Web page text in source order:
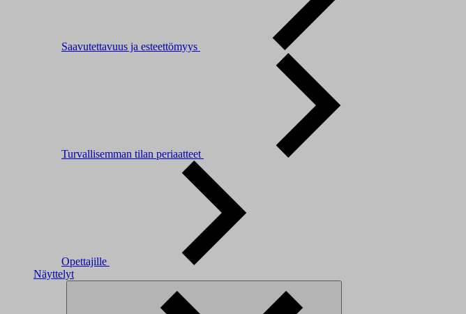
Saavutettavuus ja esteettömyys
Turvallisemman tilan periaatteet
Opettajille
Näyttelyt